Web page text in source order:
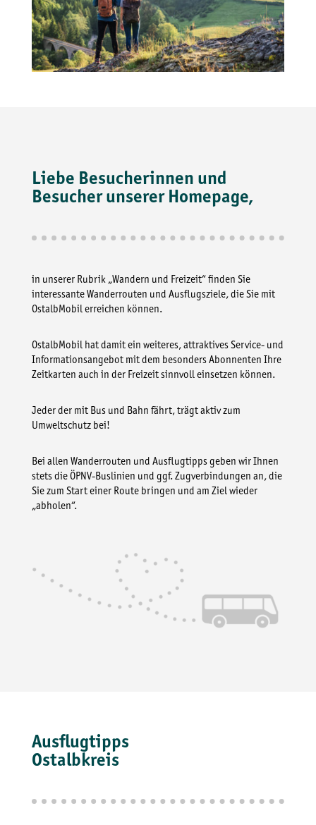
Liebe Besucherinnen und
Besucher unserer Homepage,
in unserer Rubrik „Wandern und Freizeit“ finden Sie
interessante Wanderrouten und Ausflugsziele, die Sie mit
OstalbMobil erreichen können.
OstalbMobil hat damit ein weiteres, attraktives Service- und
Informationsangebot mit dem besonders Abonnenten Ihre
Zeitkarten auch in der Freizeit sinnvoll einsetzen können.
Jeder der mit Bus und Bahn fährt, trägt aktiv zum
Umweltschutz bei!
Bei allen Wanderrouten und Ausflugtipps geben wir Ihnen
stets die ÖPNV-Buslinien und ggf. Zugverbindungen an, die
Sie zum Start einer Route bringen und am Ziel wieder
„abholen“.
Ausflugtipps
Ostalbkreis